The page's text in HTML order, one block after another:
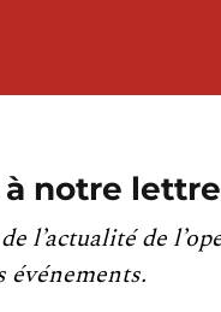
à notre
l’actualité de